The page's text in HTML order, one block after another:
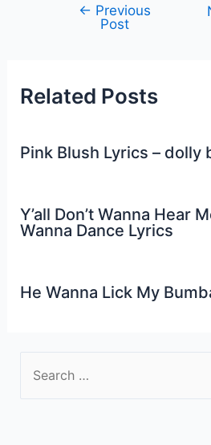
navigation
← Previous
Post
Related Posts
Pink Blush Lyrics – dolly
Y’all Don’t Wanna Hear
Wanna Dance Lyrics
He Wanna Lick My